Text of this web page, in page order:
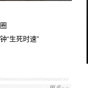
“生死时速”